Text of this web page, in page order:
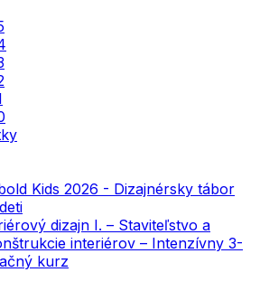
Kids 2026 - Dizajnérsky tábor
dizajn I. – Staviteľstvo a
interiérov – Intenzívny 3-
kurz